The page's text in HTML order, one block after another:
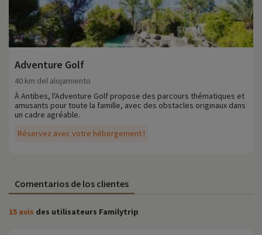
Adventure Golf
Réservez avec votre hébergement !
40 km del alojamiento
À Antibes, l'Adventure Golf propose des parcours thématiques et
amusants pour toute la famille, avec des obstacles originaux dans
un cadre agréable.
Comentarios de los clientes
15 avis des utilisateurs Familytrip